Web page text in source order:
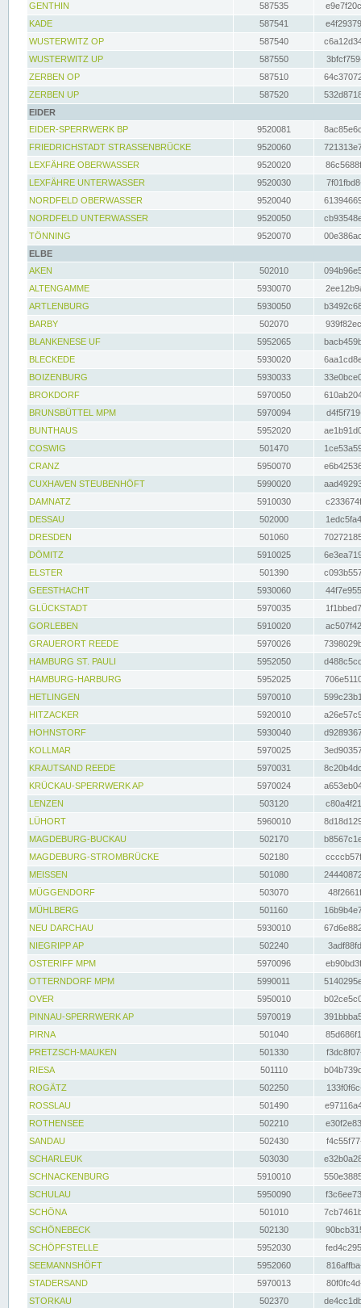
GENTHIN
587535
KADE
587541
WUSTERWITZ OP
587540
WUSTERWITZ UP
587550
ZERBEN OP
587510
ZERBEN UP
587520
EIDER
EIDER-SPERRWERK BP
9520081
FRIEDRICHSTADT STRASSENBRÜCKE
9520060
LEXFÄHRE OBERWASSER
9520020
LEXFÄHRE UNTERWASSER
9520030
NORDFELD OBERWASSER
9520040
NORDFELD UNTERWASSER
9520050
TÖNNING
9520070
ELBE
AKEN
502010
ALTENGAMME
5930070
ARTLENBURG
5930050
BARBY
502070
BLANKENESE UF
5952065
BLECKEDE
5930020
BOIZENBURG
5930033
BROKDORF
5970050
BRUNSBÜTTEL MPM
5970094
BUNTHAUS
5952020
COSWIG
501470
CRANZ
5950070
CUXHAVEN STEUBENHÖFT
5990020
DAMNATZ
5910030
DESSAU
502000
DRESDEN
501060
DÖMITZ
5910025
ELSTER
501390
GEESTHACHT
5930060
GLÜCKSTADT
5970035
GORLEBEN
5910020
GRAUERORT REEDE
5970026
HAMBURG ST. PAULI
5952050
HAMBURG-HARBURG
5952025
HETLINGEN
5970010
HITZACKER
5920010
HOHNSTORF
5930040
KOLLMAR
5970025
KRAUTSAND REEDE
5970031
KRÜCKAU-SPERRWERK AP
5970024
LENZEN
503120
LÜHORT
5960010
MAGDEBURG-BUCKAU
502170
MAGDEBURG-STROMBRÜCKE
502180
MEISSEN
501080
MÜGGENDORF
503070
MÜHLBERG
501160
NEU DARCHAU
5930010
NIEGRIPP AP
502240
OSTERIFF MPM
5970096
OTTERNDORF MPM
5990011
OVER
5950010
PINNAU-SPERRWERK AP
5970019
PIRNA
501040
PRETZSCH-MAUKEN
501330
RIESA
501110
ROGÄTZ
502250
ROSSLAU
501490
ROTHENSEE
502210
SANDAU
502430
SCHARLEUK
503030
SCHNACKENBURG
5910010
SCHULAU
5950090
SCHÖNA
501010
SCHÖNEBECK
502130
SCHÖPFSTELLE
5952030
SEEMANNSHÖFT
5952060
STADERSAND
5970013
STORKAU
502370